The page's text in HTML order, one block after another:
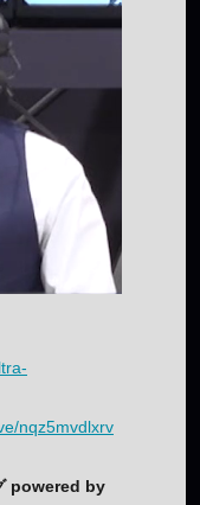
nqz5mvdlxrv
powered by